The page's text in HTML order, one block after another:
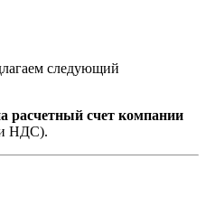
следующий
расчетный счет компании
НДС).